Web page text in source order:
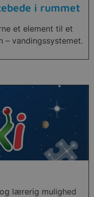
i rummet
et element til et
– vandingssystemet.
lærerig mulighed